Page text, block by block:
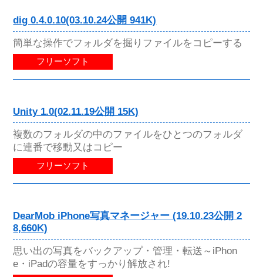
dig 0.4.0.10(03.10.24公開 941K)
簡単な操作でフォルダを掘りファイルをコピーする
フリーソフト
Unity 1.0(02.11.19公開 15K)
複数のフォルダの中のファイルをひとつのフォルダ
に連番で移動又はコピー
フリーソフト
DearMob iPhone写真マネージャー (19.10.23公開 2
8,660K)
思い出の写真をバックアップ・管理・転送～iPhon
e・iPadの容量をすっかり解放され!